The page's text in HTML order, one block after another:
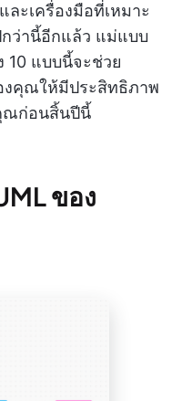
ะเครื่องมือที่เหมาะ
ว่านี้อีกแล้ว แม่แบบ
10 แบบนี้จะช่วย
งคุณให้มีประสิทธิภาพ
ณก่อนสิ้นปีนี้
ของ